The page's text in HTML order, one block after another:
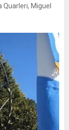
Miguel